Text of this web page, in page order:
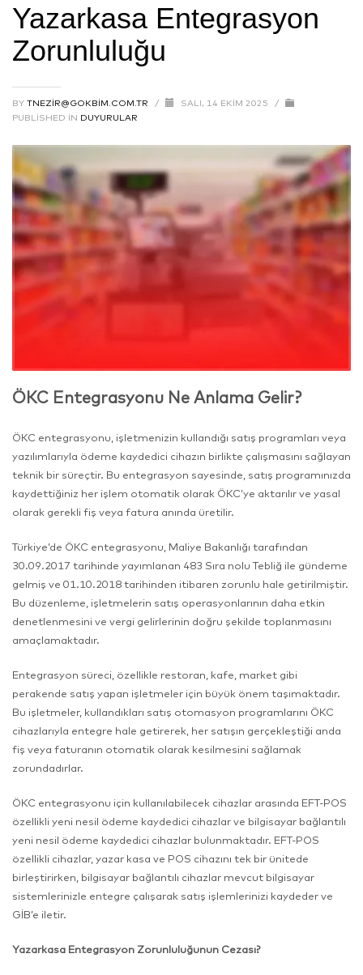
Yazarkasa Entegrasyon
Zorunluluğu
BY TNEZIR@GOKBIM.COM.TR / SALI, 14 EKIM 2025
/
PUBLISHED IN DUYURULAR
ÖKC Entegrasyonu Ne Anlama Gelir?
ÖKC entegrasyonu, işletmenizin kullandığı satış programları veya
yazılımlarıyla ödeme kaydedici cihazın birlikte çalışmasını sağlayan
teknik bir süreçtir. Bu entegrasyon sayesinde, satış programınızda
kaydettiğiniz her işlem otomatik olarak ÖKC’ye aktarılır ve yasal
olarak gerekli fiş veya fatura anında üretilir.
Türkiye’de ÖKC entegrasyonu, Maliye Bakanlığı tarafından
30.09.2017 tarihinde yayımlanan 483 Sıra nolu Tebliğ ile gündeme
gelmiş ve 01.10.2018 tarihinden itibaren zorunlu hale getirilmiştir.
Bu düzenleme, işletmelerin satış operasyonlarının daha etkin
denetlenmesini ve vergi gelirlerinin doğru şekilde toplanmasını
amaçlamaktadır.
Entegrasyon süreci, özellikle restoran, kafe, market gibi
perakende satış yapan işletmeler için büyük önem taşımaktadır.
Bu işletmeler, kullandıkları satış otomasyon programlarını ÖKC
cihazlarıyla entegre hale getirerek, her satışın gerçekleştiği anda
fiş veya faturanın otomatik olarak kesilmesini sağlamak
zorundadırlar.
ÖKC entegrasyonu için kullanılabilecek cihazlar arasında EFT-POS
özellikli yeni nesil ödeme kaydedici cihazlar ve bilgisayar bağlantılı
yeni nesil ödeme kaydedici cihazlar bulunmaktadır. EFT-POS
özellikli cihazlar, yazar kasa ve POS cihazını tek bir ünitede
birleştirirken, bilgisayar bağlantılı cihazlar mevcut bilgisayar
sistemlerinizle entegre çalışarak satış işlemlerinizi kaydeder ve
GİB’e iletir.
Yazarkasa Entegrasyon Zorunluluğunun Cezası?